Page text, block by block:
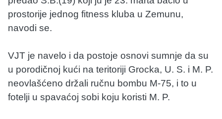
prostorije jednog fitness kluba u Zemunu,
navodi se.
VJT je navelo i da postoje osnovi sumnje da su
u porodičnoj kući na teritoriji Grocka, U. S. i M. P.
neovlašćeno držali ručnu bombu M-75, i to u
fotelji u spavaćoj sobi koju koristi M. P.